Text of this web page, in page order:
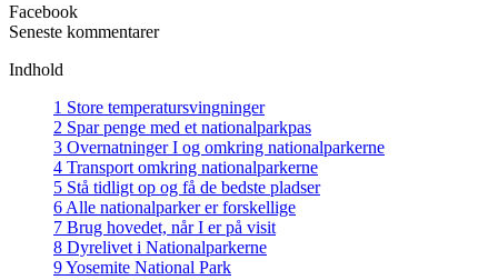
Facebook
Seneste kommentarer
Indhold
1 Store temperatursvingninger
2 Spar penge med et nationalparkpas
3 Overnatninger I og omkring nationalparkerne
4 Transport omkring nationalparkerne
5 Stå tidligt op og få de bedste pladser
6 Alle nationalparker er forskellige
7 Brug hovedet, når I er på visit
8 Dyrelivet i Nationalparkerne
9Yosemite National Park